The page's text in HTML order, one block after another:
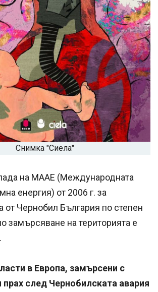
Снимка "Сиела"
на МААЕ (Международната
енергия) от 2006 г. за
от Чернобил България по степен
замърсяване на територията е
в Европа, замърсени с
прах след Чернобилската авария